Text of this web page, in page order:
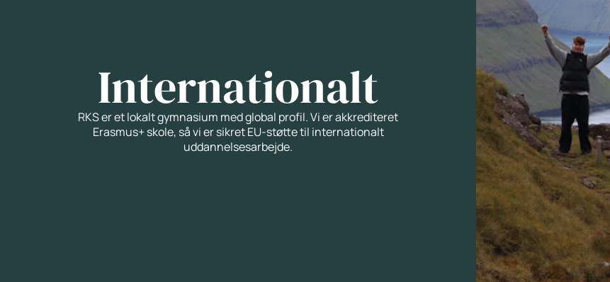
Internationalt
RKS er et lokalt gymnasium med global profil. Vi er akkrediteret
Erasmus+ skole, så vi er sikret EU-støtte til internationalt
uddannelsesarbejde.